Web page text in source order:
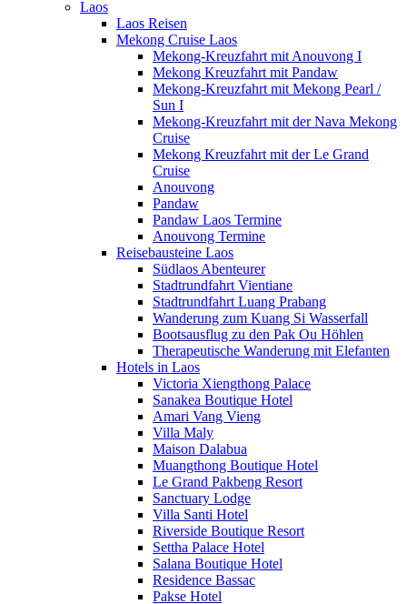
Laos
Laos Reisen
Mekong Cruise Laos
Mekong-Kreuzfahrt mit Anouvong I
Mekong Kreuzfahrt mit Pandaw
Mekong-Kreuzfahrt mit Mekong Pearl /
Sun I
Mekong-Kreuzfahrt mit der Nava Mekong
Cruise
Mekong Kreuzfahrt mit der Le Grand
Cruise
Anouvong
Pandaw
Pandaw Laos Termine
Anouvong Termine
Reisebausteine Laos
Südlaos Abenteurer
Stadtrundfahrt Vientiane
Stadtrundfahrt Luang Prabang
Wanderung zum Kuang Si Wasserfall
Bootsausflug zu den Pak Ou Höhlen
Therapeutische Wanderung mit Elefanten
Hotels in Laos
Victoria Xiengthong Palace
Sanakea Boutique Hotel
Amari Vang Vieng
Villa Maly
Maison Dalabua
Muangthong Boutique Hotel
Le Grand Pakbeng Resort
Sanctuary Lodge
Villa Santi Hotel
Riverside Boutique Resort
Settha Palace Hotel
Salana Boutique Hotel
Residence Bassac
Pakse Hotel